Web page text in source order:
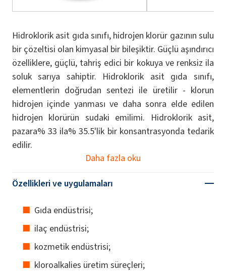
Hidroklorik asit gıda sınıfı, hidrojen klorür gazının sulu
bir çözeltisi olan kimyasal bir bileşiktir. Güçlü aşındırıcı
özelliklere, güçlü, tahriş edici bir kokuya ve renksiz ila
soluk sarıya sahiptir. Hidroklorik asit gıda sınıfı,
elementlerin doğrudan sentezi ile üretilir - klorun
hidrojen içinde yanması ve daha sonra elde edilen
hidrojen klorürün sudaki emilimi. Hidroklorik asit,
pazara% 33 ila% 35.5'lik bir konsantrasyonda tedarik
edilir.
Daha fazla oku
Özellikleri ve uygulamaları
Gıda endüstrisi;
ilaç endüstrisi;
kozmetik endüstrisi;
kloroalkalies üretim süreçleri;